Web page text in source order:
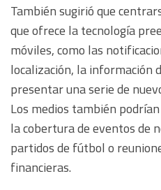
También sugirió que
que ofrece la tecnología
móviles, como las
localización, la información
presentar una serie de
Los medios también
la cobertura de eventos de
partidos de fútbol o
financieras.